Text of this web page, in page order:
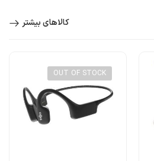
کالاهای بیشتر
OUT OF STOCK